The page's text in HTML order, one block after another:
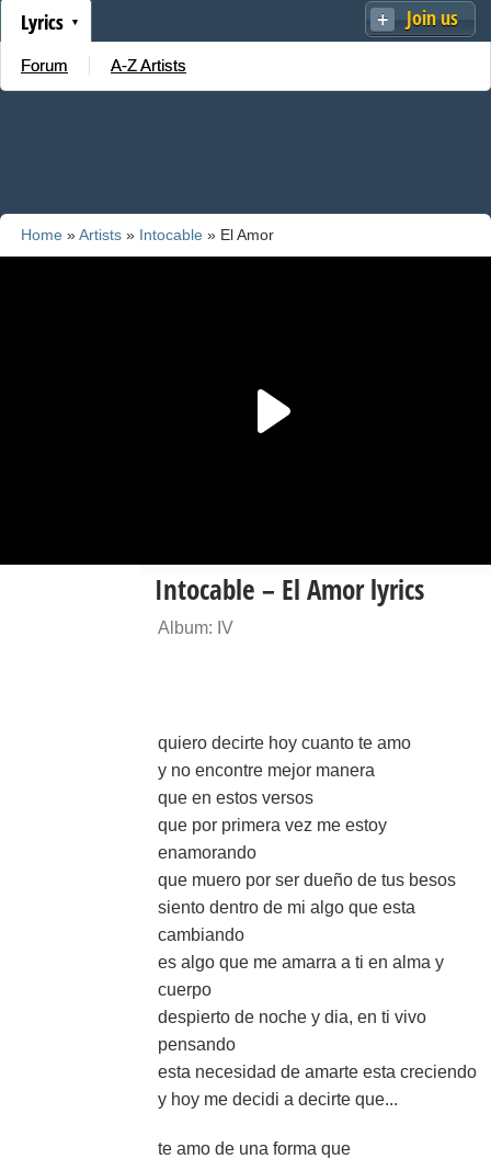
Join us
Lyrics
Forum A-Z Artists
Home »Artists » Intocable » El Amor
Intocable – El Amor lyrics
Album: IV
quiero decirte hoy cuanto te amo
y no encontre mejor manera
que en estos versos
que por primera vez me estoy
enamorando
que muero por ser dueño de tus besos
siento dentro de mi algo que esta
cambiando
es algo que me amarra a ti en alma y
cuerpo
despierto de noche y dia, en ti vivo
pensando
esta necesidad de amarte esta creciendo
y hoy me decidi a decirte que...
te amo de una forma que